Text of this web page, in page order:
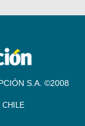
S.A. ©2008
CHILE